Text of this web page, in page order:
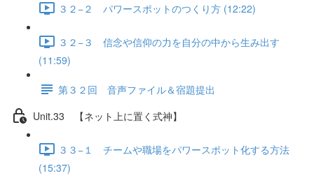
３２−２ パワースポットのつくり方 (12:22)
３２−３ 信念や信仰の力を自分の中から生み出す
(11:59)
第３２回 音声ファイル＆宿題提出
Unit.33 【ネット上に置く式神】
３３−１ チームや職場をパワースポット化する方法
(15:37)